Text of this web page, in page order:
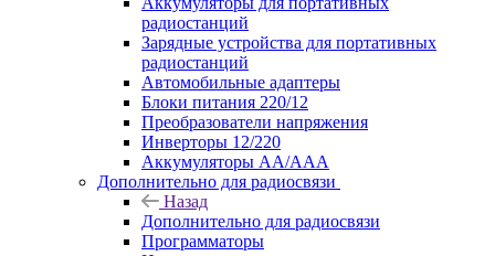
радиостанций
Зарядные устройства для портативных
радиостанций
Автомобильные адаптеры
Блоки питания 220/12
Преобразователи напряжения
Инверторы 12/220
Аккумуляторы АА/ААА
Дополнительно для радиосвязи
Назад
Дополнительно для радиосвязи
Программаторы